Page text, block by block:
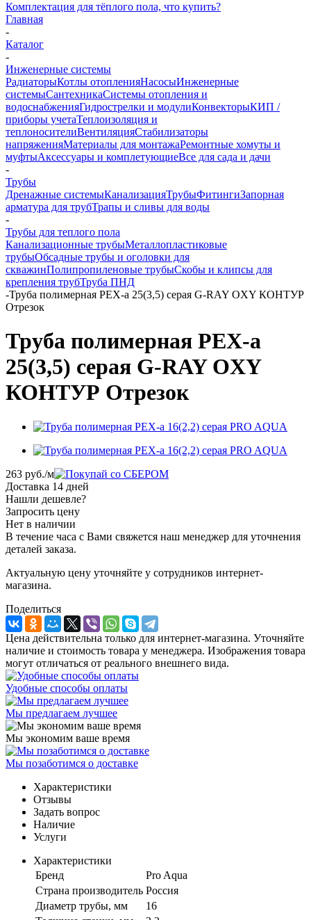
Комплектация для тёплого пола, что купить?
Главная
-
Каталог
-
Инженерные системы
РадиаторыКотлы отопленияНасосыИнженерные
системыСантехникаСистемы отопления и
водоснабженияГидрострелки и модулиКонвекторыКИП /
приборы учетаТеплоизоляция и
теплоносителиВентиляцияСтабилизаторы
напряженияМатериалы для монтажаРемонтные хомуты и
муфтыАксессуары и комплетующиеВсе для сада и дачи
-
Трубы
Дренажные системыКанализацияТрубыФитингиЗапорная
арматура для трубТрапы и сливы для воды
-
Трубы для теплого пола
Канализационные трубыМеталлопластиковые
трубыОбсадные трубы и оголовки для
скважинПолипропиленовые трубыСкобы и клипсы для
крепления трубТруба ПНД
-Труба полимерная PEX-a 25(3,5) серая G-RAY OXY КОНТУР
Отрезок
Труба полимерная PEX-a
25(3,5) серая G-RAY OXY
КОНТУР Отрезок
263 руб./м
Доставка 14 дней
Нашли дешевле?
Запросить цену
Нет в наличии
В течение часа с Вами свяжется наш менеджер для уточнения
деталей заказа.
Актуальную цену уточняйте у сотрудников интернет-
магазина.
Поделиться
Цена действительна только для интернет-магазина. Уточняйте
наличие и стоимость товара у менеджера. Изображения товара
могут отличаться от реального внешнего вида.
Удобные способы оплаты
Мы предлагаем лучшее
Мы экономим ваше время
Мы позаботимся о доставке
Характеристики
Отзывы
Задать вопрос
Наличие
Услуги
Характеристики
Бренд
Pro Aqua
Страна производитель Россия
Диаметр трубы, мм
16